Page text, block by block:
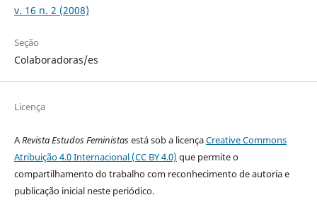
v. 16 n. 2 (2008)
Seção
Colaboradoras/es
Licença
ARevista Estudos Feministasestá sob a licençaCreative Commons
Atribuição 4.0 Internacional (CC BY 4.0) que permite o
compartilhamento do trabalho com reconhecimento de autoria e
publicação inicial neste periódico.